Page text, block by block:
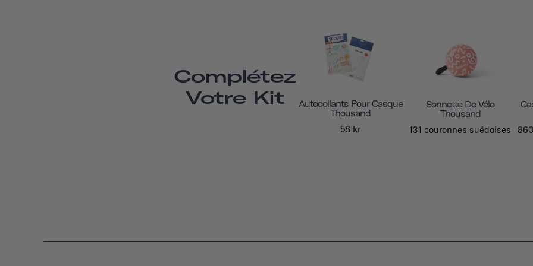
Complétez
Votre Kit
Autocollants Pour Casque
Thousand
58 kr
Sonnette De Vélo
Thousand
131 couronnes suédoises